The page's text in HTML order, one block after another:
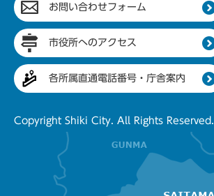
お問い合わせフォーム
市役所へのアクセス
各所属直通電話番号・庁舎案内
Copyright Shiki City. All Rights Reserved.